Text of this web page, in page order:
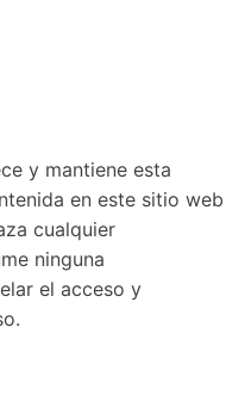
y mantiene esta
en este sitio web
cualquier
ninguna
el acceso y